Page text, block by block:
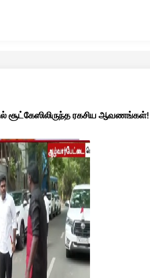
சூட்கேஸிலிருந்த ரகசிய ஆவணங்கள்!